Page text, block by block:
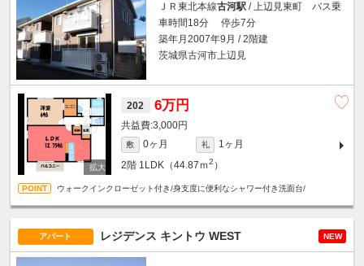
ＪＲ東北本線古河駅 / 上辺見東町 バス乗
車時間18分 停歩7分
築年月2007年9月 / 2階建
茨城県古河市上辺見
202 6万円
3,000円
敷 0ヶ月 礼
1ヶ月
2階 1LDK（44.87ｍ2 ）
ウォークインクローゼット付き/身支度に便利なシャワー付き洗面台/
アパート レジデンス キントウ WEST NEW